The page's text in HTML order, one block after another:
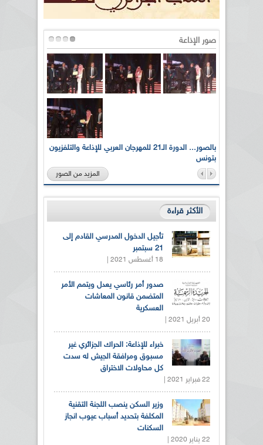
صور الإذاعة
بالصور... الدورة الـ21 للمهرجان العربي للإذاعة والتلفزيون
بتونس
المزيد من الصور
الأكثر قراءة
تأجيل الدخول المدرسي القادم إلى
21 سبتمبر
18 أغسطس 2021 |
صدور أمر رئاسي يعدل ويتمم الأمر
المتضمن قانون المعاشات
العسكرية
20 أبريل 2021 |
خبراء للإذاعة: الحراك الجزائري غير
مسبوق ومرافقة الجيش له سدت
كل محاولات الاختراق
22 فبراير 2021 |
وزير السكن ينصب اللجنة التقنية
المكلفة بتحديد أسباب عيوب انجاز
السكنات
22 يناير 2020 |